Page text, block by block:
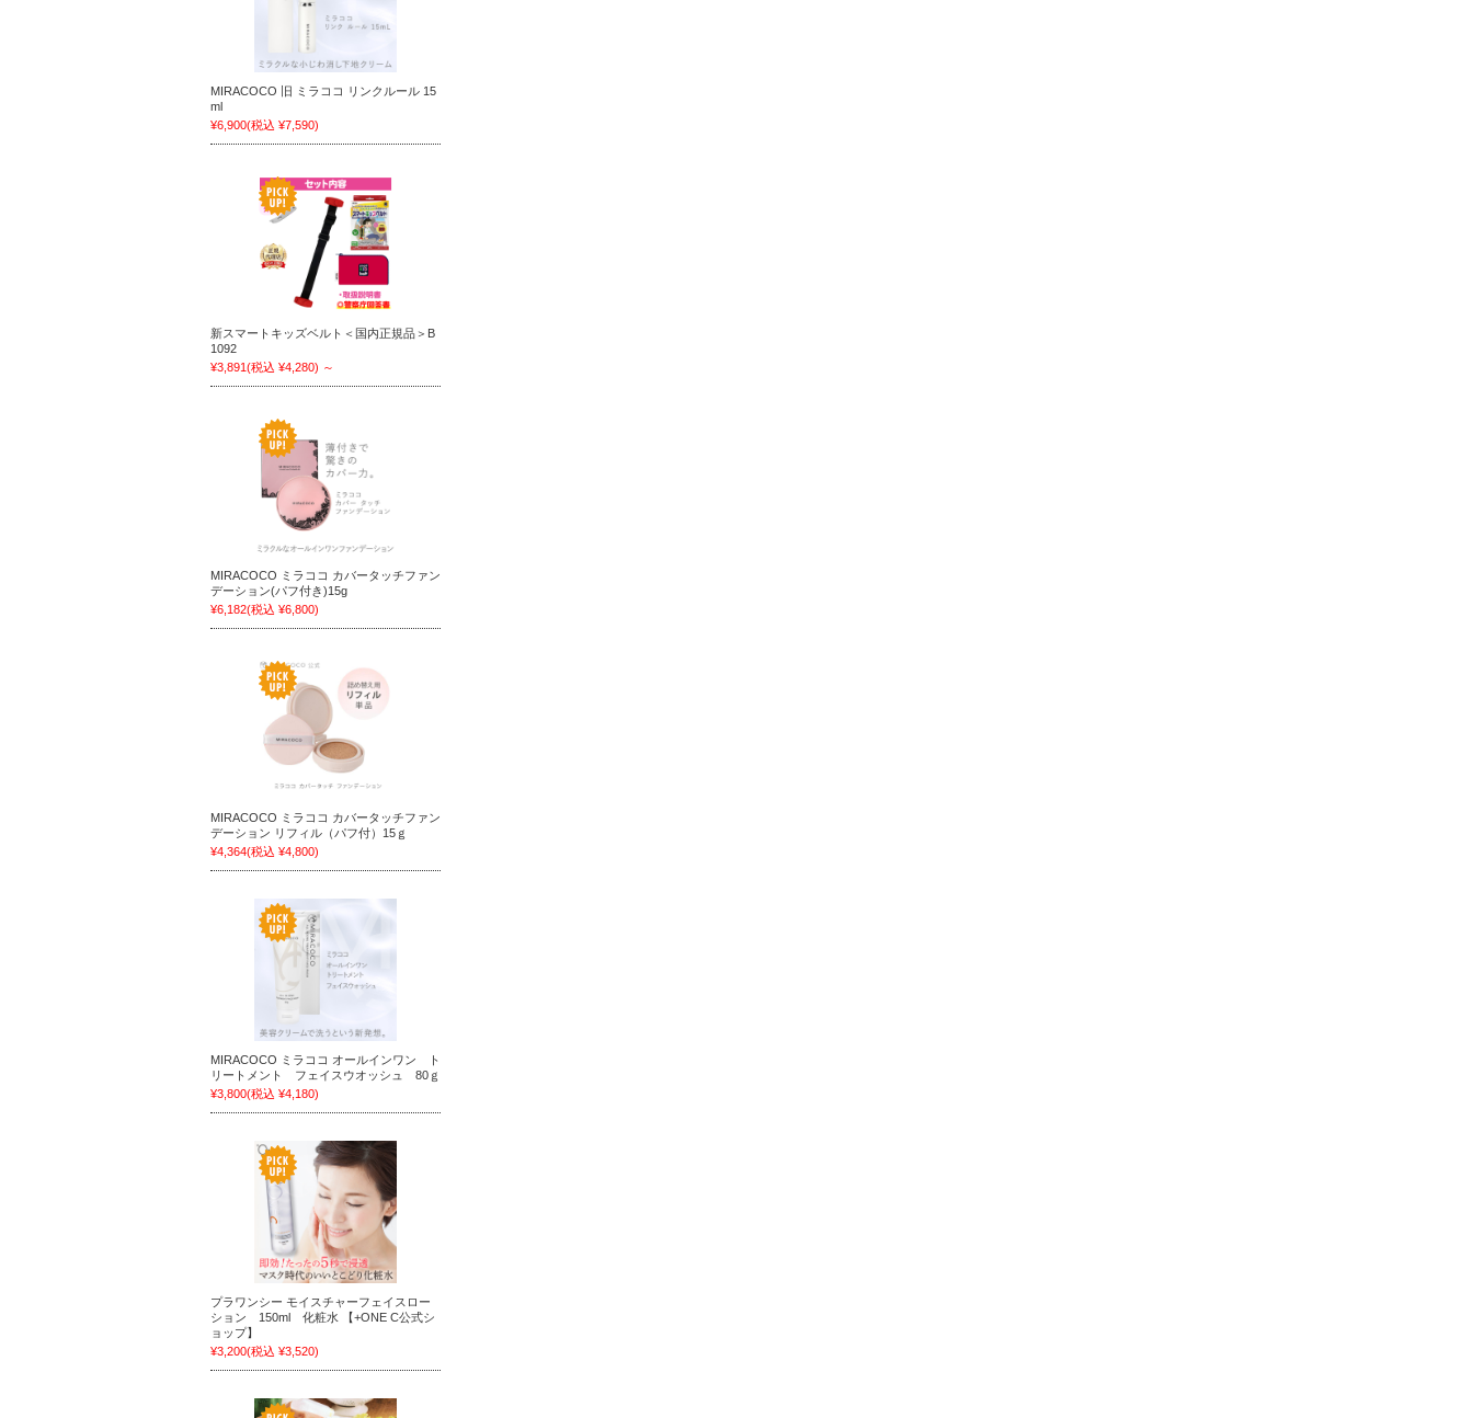
MIRACOCO 旧 ミラココ リンクルール 15
ml
¥6,900(税込 ¥7,590)
新スマートキッズベルト＜国内正規品＞B
1092
¥3,891(税込 ¥4,280) ～
MIRACOCO ミラココ カバータッチファン
デーション(パフ付き)15g
¥6,182(税込 ¥6,800)
MIRACOCO ミラココ カバータッチファン
デーション リフィル（パフ付）15ｇ
¥4,364(税込 ¥4,800)
MIRACOCO ミラココ オールインワン ト
リートメント フェイスウオッシュ 80ｇ
¥3,800(税込 ¥4,180)
プラワンシー モイスチャーフェイスロー
ション 150ml 化粧水 【+ONE C公式シ
ョップ】
¥3,200(税込 ¥3,520)